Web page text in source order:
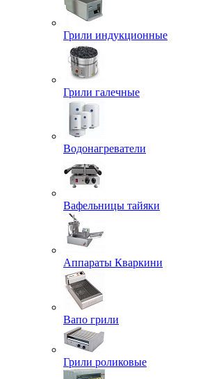
Грили индукционные
Грили галечные
Водонагреватели
Вафельницы тайяки
Аппараты Кваркини
Вапо грили
Грили роликовые